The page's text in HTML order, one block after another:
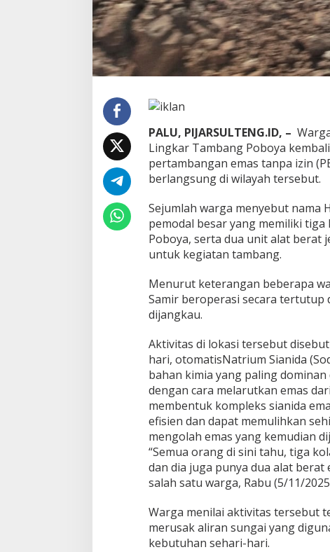
a
B
e
r
a
PALU, PIJARSULTENG.ID, –
Lingkar Tambang Poboya
pertambangan emas tanpa izin
berlangsung di wilayah tersebut.
Sejumlah warga menyebut nama
pemodal besar yang memiliki
Poboya, serta dua unit alat berat
untuk kegiatan tambang.
Menurut keterangan beberapa
Samir beroperasi secara tertutup
dijangkau.
Aktivitas di lokasi tersebut
hari, otomatisNatrium Sianida
bahan kimia yang paling
dengan cara melarutkan emas
membentuk kompleks sianida
efisien dan dapat memulihkan
mengolah emas yang kemudian
“Semua orang di sini tahu, tiga
dan dia juga punya dua alat
salah satu warga, Rabu (5/11/
Warga menilai aktivitas tersebut
merusak aliran sungai yang
kebutuhan sehari-hari.